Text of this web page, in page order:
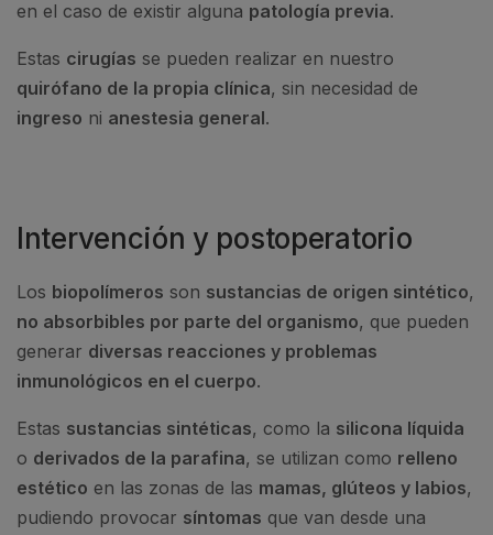
en el caso de existir alguna patología previa.
Estas cirugías se pueden realizar en nuestro
quirófano de la propia clínica, sin necesidad de
ingreso ni anestesia general.
Intervención y postoperatorio
Los biopolímeros son sustancias de origen sintético,
no absorbibles por parte del organismo, que pueden
generar diversas reacciones y problemas
inmunológicos en el cuerpo.
Estas sustancias sintéticas, como la silicona líquida
o derivados de la parafina, se utilizan como relleno
estético en las zonas de las mamas, glúteos y labios,
pudiendo provocar síntomas que van desde una